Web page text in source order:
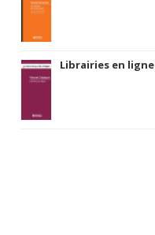
Librairies en ligne